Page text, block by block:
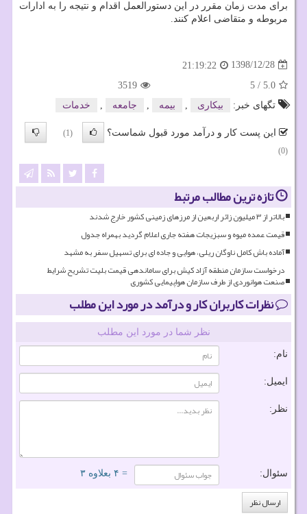
برای مدت زمان مقرر در این دستورالعمل اقدام و نتیجه را به ادارات
مربوطه و متقاضی اعلام كنند.
1398/12/28
21:19:22
5.0
/
5
3519
تگهای خبر:
بیكاری , بیمه , جامعه , خدمات
این پست کار و درآمد مورد قبول شماست؟
(1)
(0)
تازه ترین مطالب مرتبط
بالاتر از ۳ میلیون زائر اربعین از مرزهای زمینی کشور خارج شدند
قیمت عمده میوه و سبزیجات هفته جاری اعلام گردید بهمراه جدول
آماده باش کامل ناوگان ریلی، هوایی و جاده ای برای تسهیل سفر به مشهد
درخواست سازمان منطقه آزاد کیش برای ساماندهی قیمت بلیت تشریح شرایط
صنعت هوانوردی از طرف سازمان هواپیمایی کشوری
نظرات کاربران کار و درآمد در مورد این مطلب
نظر شما در مورد این مطلب
نام:
ایمیل:
نظر:
سئوال: = ۴ بعلاوه ۳